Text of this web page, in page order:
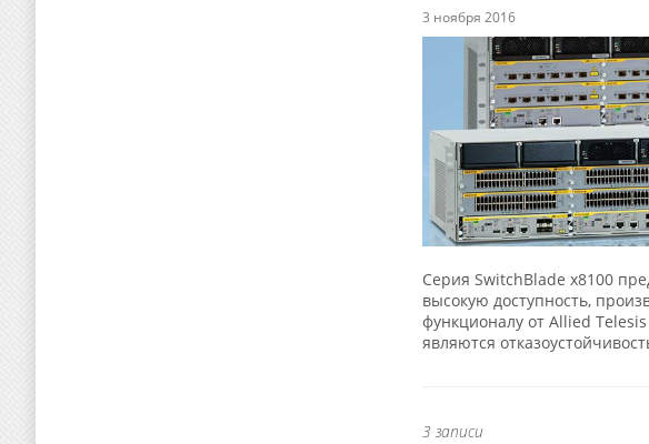
3 ноября 2016
Серия SwitchBlade x8100
высокую доступность,
функционалу от Allied
являются
3 записи